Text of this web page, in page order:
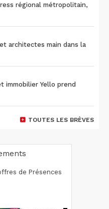
régional métropolitain,
architectes main dans la
immobilier Yello prend
TOUTES LES BRÈVES
de Présences